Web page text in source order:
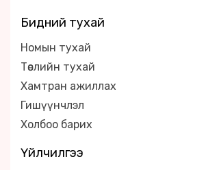
Бидний тухай
Номын тухай
Төслийн тухай
Хамтран ажиллах
Гишүүнчлэл
Холбоо барих
Үйлчилгээ